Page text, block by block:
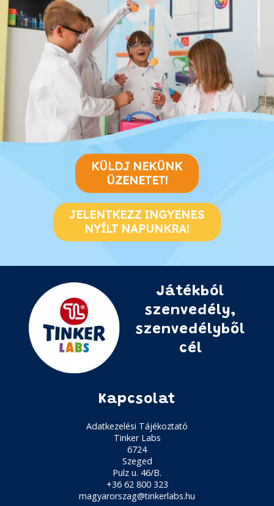
KÜLDJ NEKÜNK
ÜZENETET!
JELENTKEZZ INGYENES
NYÍLT NAPUNKRA!
Játékból
szenvedély,
szenvedélyből
cél
Kapcsolat
Adatkezelési Tájékoztató
Tinker Labs
6724
Szeged
Pulz u. 46/B.
+36 62 800 323
magyarorszag@tinkerlabs.hu